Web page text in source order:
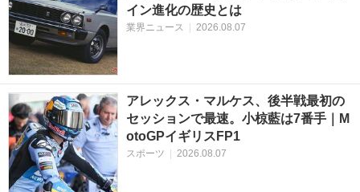
イン進化の歴史とは
業界ニュース | 2026.08.07
アレックス・マルケス、後半戦最初の
セッションで最速。小椋藍は7番手｜M
otoGPイギリスFP1
スポーツ 2026.08.07